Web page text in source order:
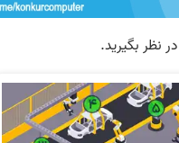
نظر بگیرید.